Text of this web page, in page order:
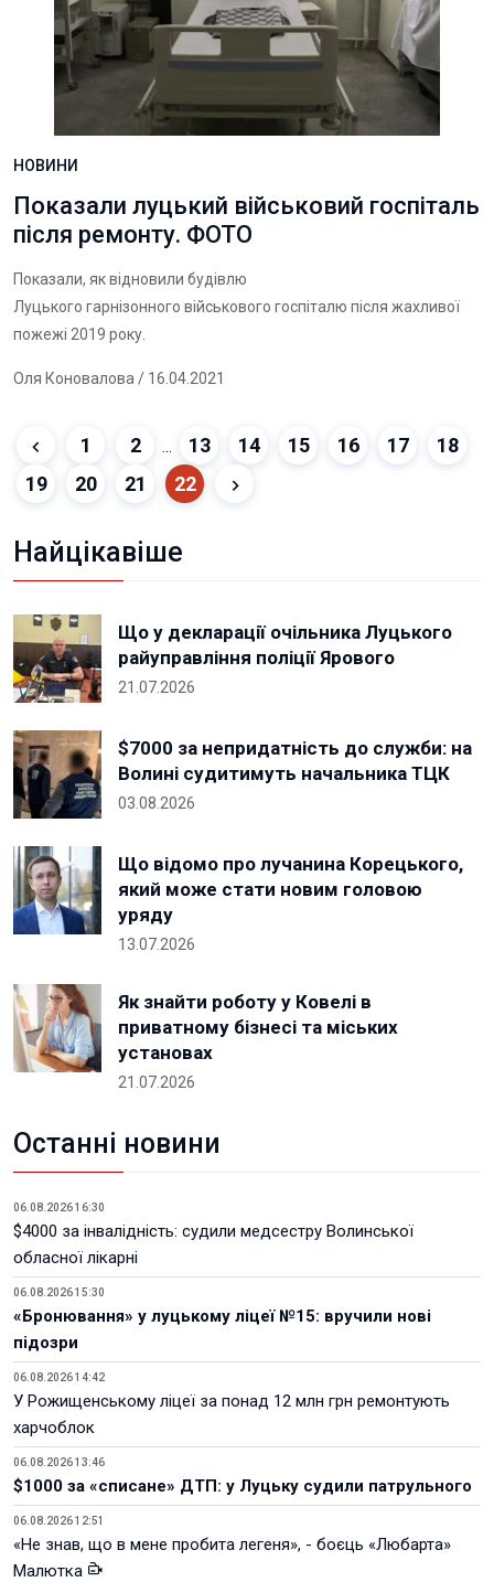
НОВИНИ
Показали луцький військовий госпіталь
після ремонту. ФОТО
Показали, як відновили будівлю
Луцького гарнізонного військового госпіталю після жахливої
пожежі 2019 року.
Оля Коновалова / 16.04.2021
1 2 ... 13 14 15 16 17
18
19
20 21 22
Найцікавіше
Що у декларації очільника Луцького
райуправління поліції Ярового
21.07.2026
$7000 за непридатність до служби: на
Волині судитимуть начальника ТЦК
03.08.2026
Що відомо про лучанина Корецького,
який може стати новим головою
уряду
13.07.2026
Як знайти роботу у Ковелі в
приватному бізнесі та міських
установах
21.07.2026
Останні новини
06.08.2026 16:30
$4000 за інвалідність: судили медсестру Волинської
обласної лікарні
06.08.2026 15:30
«Бронювання» у луцькому ліцеї №15: вручили нові
підозри
06.08.2026 14:42
У Рожищенському ліцеї за понад 12 млн грн ремонтують
харчоблок
06.08.2026 13:46
$1000 за «списане» ДТП: у Луцьку судили патрульного
06.08.2026 12:51
«Не знав, що в мене пробита легеня», - боєць «Любарта»
Малютка